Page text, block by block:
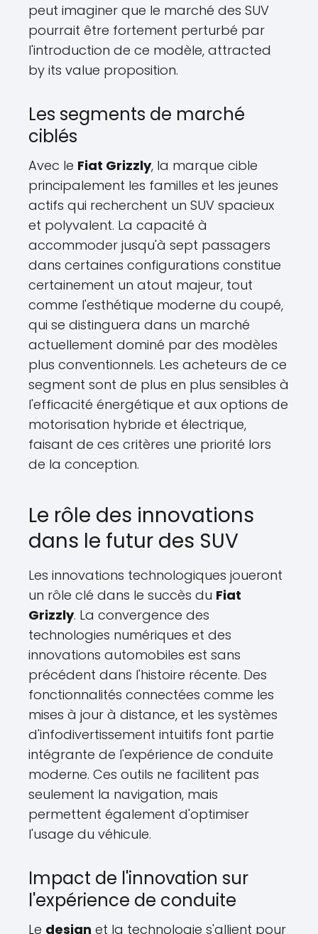
peut imaginer que le marché des SUV
pourrait être fortement perturbé par
l'introduction de ce modèle, attracted
by its value proposition.
Les segments de marché
ciblés
Avec le Fiat Grizzly, la marque cible
principalement les familles et les jeunes
actifs qui recherchent un SUV spacieux
et polyvalent. La capacité à
accommoder jusqu'à sept passagers
dans certaines configurations constitue
certainement un atout majeur, tout
comme l'esthétique moderne du coupé,
qui se distinguera dans un marché
actuellement dominé par des modèles
plus conventionnels. Les acheteurs de ce
segment sont de plus en plus sensibles à
l'efficacité énergétique et aux options de
motorisation hybride et électrique,
faisant de ces critères une priorité lors
de la conception.
Le rôle des innovations
dans le futur des SUV
Les innovations technologiques joueront
un rôle clé dans le succès du Fiat
Grizzly. La convergence des
technologies numériques et des
innovations automobiles est sans
précédent dans l'histoire récente. Des
fonctionnalités connectées comme les
mises à jour à distance, et les systèmes
d'infodivertissement intuitifs font partie
intégrante de l'expérience de conduite
moderne. Ces outils ne facilitent pas
seulement la navigation, mais
permettent également d'optimiser
l'usage du véhicule.
Impact de l'innovation sur
l'expérience de conduite
Le design et la technologie s'allient pour